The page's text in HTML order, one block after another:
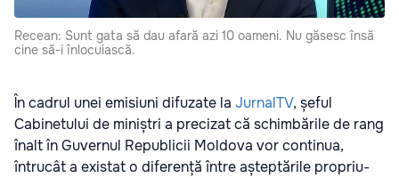
Recean: Sunt gata să dau afară azi 10 oameni. Nu găsesc însă
cine să-i înlocuiască.
În cadrul unei emisiuni difuzate la JurnalTV, șeful
Cabinetului de miniștri a precizat că schimbările de rang
înalt în Guvernul Republicii Moldova vor continua,
întrucât a existat o diferență între așteptările propriu-